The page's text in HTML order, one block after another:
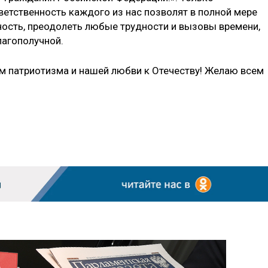
каждого из нас позволят в полной мере
преодолеть любые трудности и вызовы времени,
патриотизма и нашей любви к Отечеству! Желаю всем